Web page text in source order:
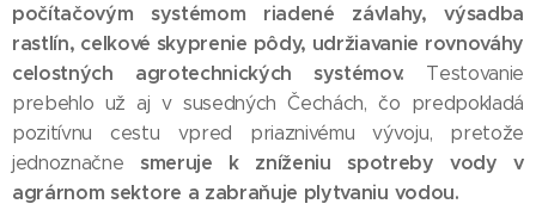
počítačovým systémom riadené závlahy, výsadba
rastlín, celkové skyprenie pôdy, udržiavanie rovnováhy
celostných agrotechnických systémov. Testovanie
prebehlo už aj v susedných Čechách, čo predpokladá
pozitívnu cestu vpred priaznivému vývoju, pretože
jednoznačne smeruje k zníženiu spotreby vody v
agrárnom sektore a zabraňuje plytvaniu vodou.